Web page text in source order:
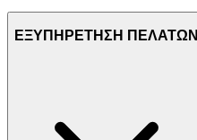
ΕΞΥΠΗΡΕΤΗΣΗ ΠΕΛΑΤΩΝ